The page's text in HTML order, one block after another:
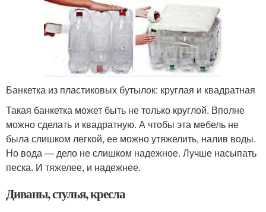
Банкетка из пластиковых бутылок: круглая и квадратная
Такая банкетка может быть не только круглой. Вполне
можно сделать и квадратную. А чтобы эта мебель не
была слишком легкой, ее можно утяжелить, налив воды.
Но вода — дело не слишком надежное. Лучше насыпать
песка. И тяжелее, и надежнее.
Диваны, стулья, кресла